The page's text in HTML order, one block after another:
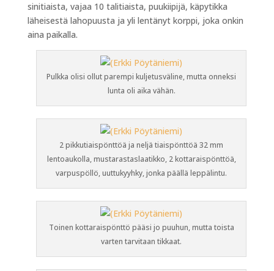
sinitiaista, vajaa 10 talitiaista, puukiipijä, käpytikka
läheisestä lahopuusta ja yli lentänyt korppi, joka onkin
aina paikalla.
Pulkka olisi ollut parempi kuljetusväline, mutta onneksi
lunta oli aika vähän.
2 pikkutiaispönttöä ja neljä tiaispönttöä 32 mm
lentoaukolla, mustarastaslaatikko, 2 kottaraispönttöä,
varpuspöllö, uuttukyyhky, jonka päällä leppälintu.
Toinen kottaraispönttö pääsi jo puuhun, mutta toista
varten tarvitaan tikkaat.